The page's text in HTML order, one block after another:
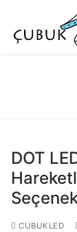
DOT
CUBUKLED